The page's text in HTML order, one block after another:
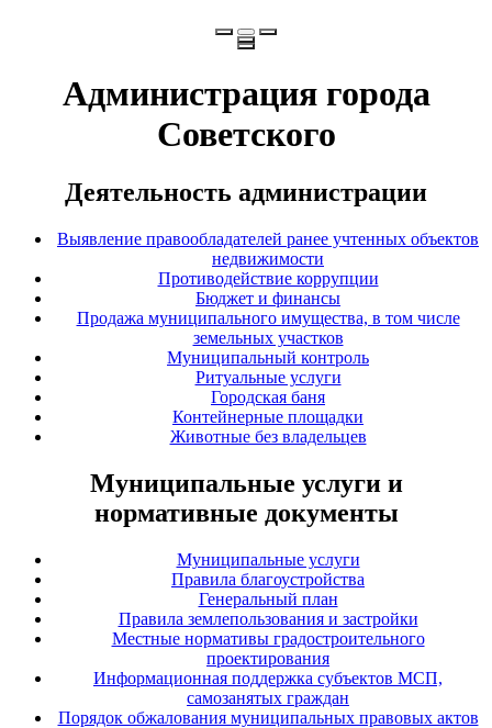
Администрация города
Советского
Деятельность администрации
Выявление правообладателей ранее учтенных объектов
недвижимости
Противодействие коррупции
Бюджет и финансы
Продажа муниципального имущества, в том числе
земельных участков
Муниципальный контроль
Ритуальные услуги
Городская баня
Контейнерные площадки
Животные без владельцев
Муниципальные услуги и
нормативные документы
Муниципальные услуги
Правила благоустройства
Генеральный план
Правила землепользования и застройки
Местные нормативы градостроительного
проектирования
Информационная поддержка субъектов МСП,
самозанятых граждан
Порядок обжалования муниципальных правовых актов